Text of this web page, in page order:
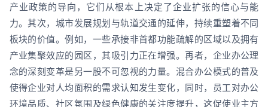
产业政策的导向，它们从根本上决定了企业扩张的信心与能
力。其次，城市发展规划与轨道交通的延伸，持续重塑着不同
板块的价值。例如，一些承接非首都功能疏解的区域以及拥有
产业集聚效应的园区，其吸引力正在增强。再者，企业办公理
念的深刻变革是另一股不可忽视的力量。混合办公模式的普及
使得企业对人均面积的需求认知发生变化，同时，员工对办公
环境品质、社区氛围及绿色健康的关注度提升，这促使业主方